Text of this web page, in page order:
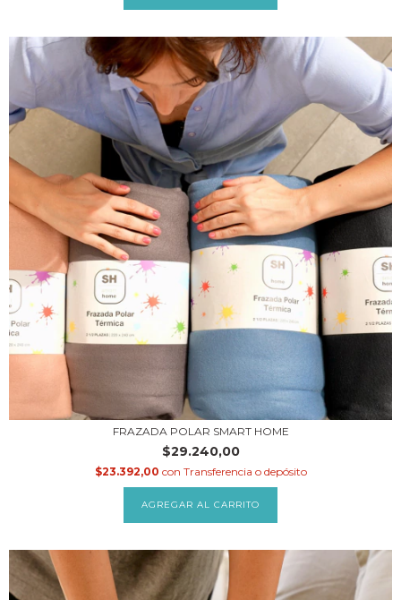
FRAZADA POLAR SMART HOME
$29.240,00
$23.392,00 con Transferencia o depósito
AGREGAR AL CARRITO